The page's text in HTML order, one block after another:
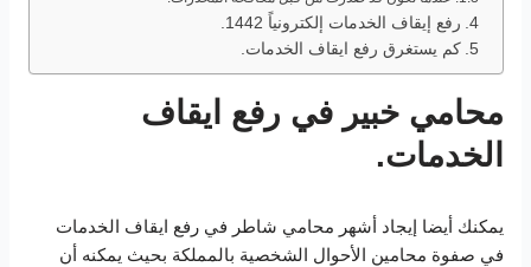
رفع إيقاف الخدمات إلكترونياً 1442.
كم يستغرق رفع ايقاف الخدمات.
محامي خبير في رفع ايقاف
الخدمات.
يمكنك أيضا إيجاد أشهر محامي شاطر في رفع ايقاف الخدمات
في صفوة محامين الأحوال الشخصية بالمملكة بحيث يمكنه أن